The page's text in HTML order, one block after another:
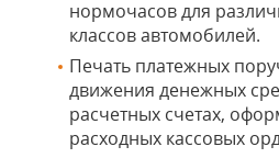
нормочасов для
классов автомобилей.
Печать платежных
движения денежных
расчетных счетах,
расходных кассовых